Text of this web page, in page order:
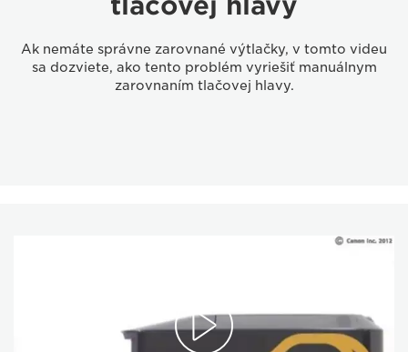
Ak nemáte správne zarovnané výtlačky, v tomto videu
sa dozviete, ako tento problém vyriešiť manuálnym
zarovnaním tlačovej hlavy.